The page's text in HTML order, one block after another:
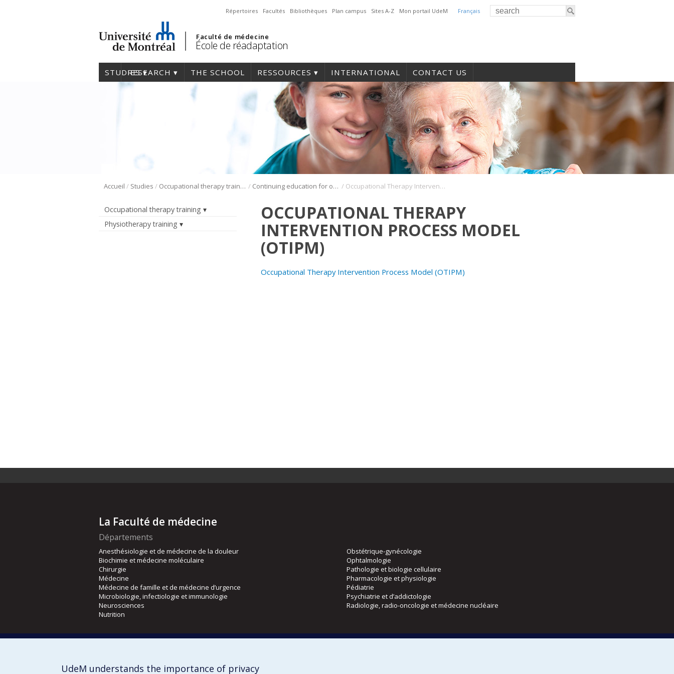
Français
Répertoires Facultés Bibliothèques Plan campus Sites A-Z Mon portail UdeM
Faculté de médecine
École de réadaptation
STUDIESRESEARCH THE SCHOOL RESSOURCES INTERNATIONAL CONTACT US
Accueil / Studies / Occupational therapy training / Continuing education for ot clinicians and clinical training supervisors / Occupational Therapy Intervention Process Model (OTIPM)
Occupational therapy training
Physiotherapy training
OCCUPATIONAL THERAPY
INTERVENTION PROCESS MODEL
(OTIPM)
Occupational Therapy Intervention Process Model (OTIPM)
La Faculté de médecine
Départements
Anesthésiologie et de médecine de la douleur
Biochimie et médecine moléculaire
Chirurgie
Médecine
Médecine de famille et de médecine d’urgence
Microbiologie, infectiologie et immunologie
Neurosciences
Nutrition
Obstétrique-gynécologie
Ophtalmologie
Pathologie et biologie cellulaire
Pharmacologie et physiologie
Pédiatrie
Psychiatrie et d’addictologie
Radiologie, radio-oncologie et médecine nucléaire
Écoles
Réadaptation
Directions
UdeM understands the importance of privacy